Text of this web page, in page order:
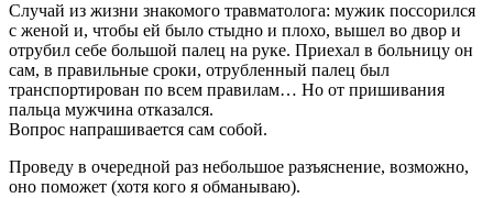
Случай из жизни знакомого травматолога: мужик поссорился
с женой и, чтобы ей было стыдно и плохо, вышел во двор и
отрубил себе большой палец на руке. Приехал в больницу он
сам, в правильные сроки, отрубленный палец был
транспортирован по всем правилам… Но от пришивания
пальца мужчина отказался.
Вопрос напрашивается сам собой.
Проведу в очередной раз небольшое разъяснение, возможно,
оно поможет (хотя кого я обманываю).